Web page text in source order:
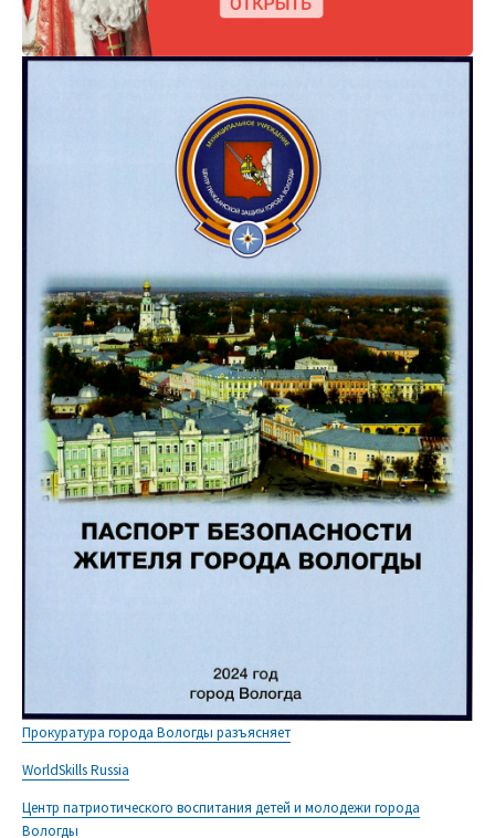
Прокуратура города Вологды разъясняет
WorldSkills Russia
Центр патриотического воспитания детей и молодежи города
Вологды